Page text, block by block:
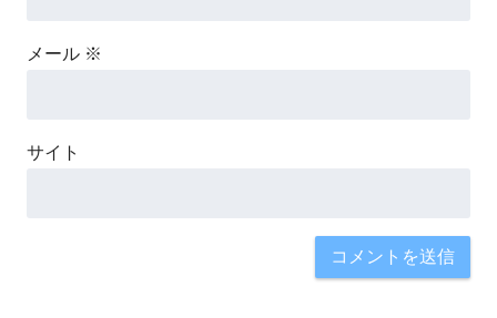
メール ※
サイト